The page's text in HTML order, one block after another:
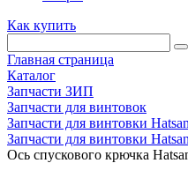
Как купить
Главная страница
Каталог
Запчасти ЗИП
Запчасти для винтовок
Запчасти для винтовки Hatsan
Запчасти для винтовки
Ось спускового крючка